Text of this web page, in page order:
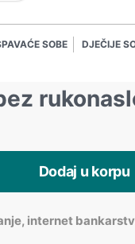
SOBE DJEČIJE
Dodaj u korpu
internet